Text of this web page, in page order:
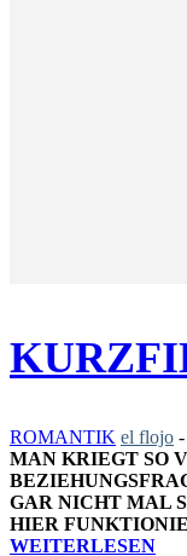
ROMANTIK el flojo -
MAN KRIEGT SO
GAR NICHT MAL
HIER
WEITERLESEN